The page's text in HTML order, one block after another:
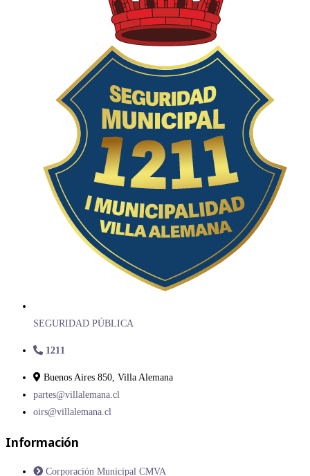
SEGURIDAD PÚBLICA
1211
Buenos Aires 850, Villa Alemana
partes@villalemana.cl
oirs@villalemana.cl
Información
Corporación Municipal CMVA